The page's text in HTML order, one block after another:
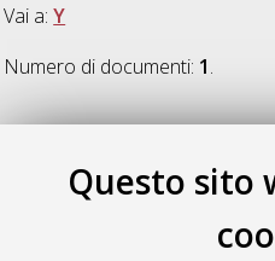
Questo sito
Vai a:Y
Numero di documenti: 1.
Y
Yika Tuesta, Alberto Stavros
and electrowetting (ewod) as